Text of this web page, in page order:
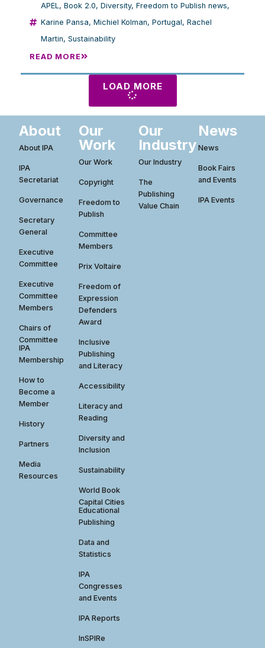
APEL , Book 2.0, Diversity, Freedom to Publish news,
Karine Pansa, Michiel Kolman, Portugal, Rachel
Martin, Sustainability
READ MORE
LOAD MORE
About
About IPA
IPA
Secretariat
Governance
Secretary
General
Executive
Committee
Executive
Committee
Members
Chairs of
Committee
IPA
Membership
How to
Become a
Member
History
Partners
Media
Resources
Our
Work
Our Work
Copyright
Freedom to
Publish
Committee
Members
Prix Voltaire
Freedom of
Expression
Defenders
Award
Inclusive
Publishing
and Literacy
Accessibility
Literacy and
Reading
Diversity and
Inclusion
Sustainability
World Book
Capital Cities
Educational
Publishing
Data and
Statistics
IPA
Congresses
and Events
IPA Reports
InSPIRe
Our
Industry
Our Industry
The
Publishing
Value Chain
News
News
Book Fairs
and Events
IPA Events